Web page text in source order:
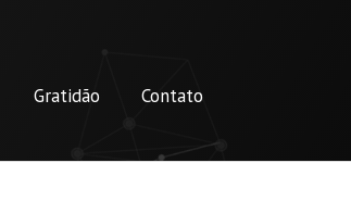
Gratidão Contato